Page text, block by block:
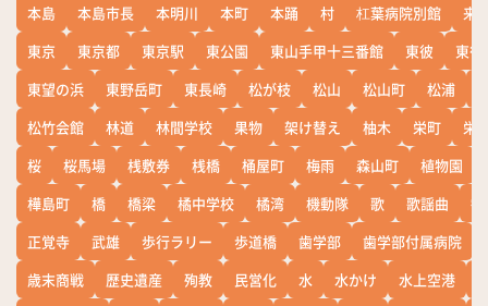
本島
本島市長 本明川 本町 本踊 村 杠葉病院別館
来
東京
東京都 東京駅 東公園 東山手甲十三番館 東彼
東彼
東望の浜
東野岳町 東長崎 松が枝 松山 松山町 松浦
松竹会館
林道 林間学校 果物 架け替え 柚木 栄町
栄
桜
桜馬場 桟敷券 桟橋 桶屋町 梅雨 森山町 植物園
樺島町
橋 橋梁 橘中学校 橘湾 機動隊 歌 歌謡曲
正覚寺
武雄 歩行ラリー 歩道橋 歯学部 歯学部付属病院
歳末商戦
歴史遺産 殉教 民営化 水 水かけ 水上空港